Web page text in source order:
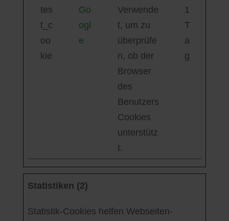
tes
t_c
oo
kie
Go
ogl
e
Verwende
t, um zu
überprüfe
n, ob der
Browser
des
Benutzers
Cookies
unterstütz
t.
1
T
a
g
Statistiken (2)
Statistik-Cookies helfen Webseiten-